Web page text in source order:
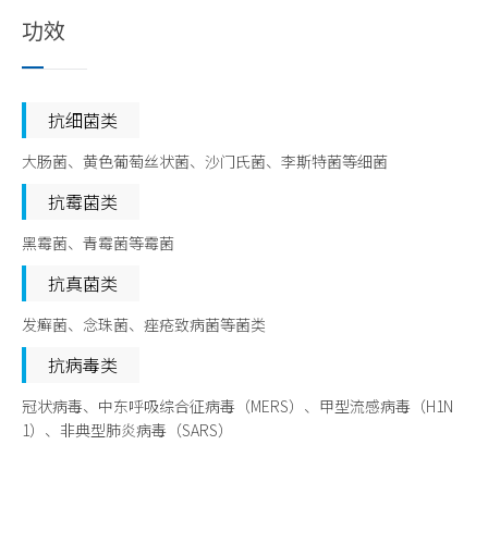
功效
抗细菌类
大肠菌、黄色葡萄丝状菌、沙门氏菌、李斯特菌等细菌
抗霉菌类
黑霉菌、青霉菌等霉菌
抗真菌类
发癣菌、念珠菌、痤疮致病菌等菌类
抗病毒类
冠状病毒、中东呼吸综合征病毒（MERS）、甲型流感病毒（H1N
1）、非典型肺炎病毒（SARS）